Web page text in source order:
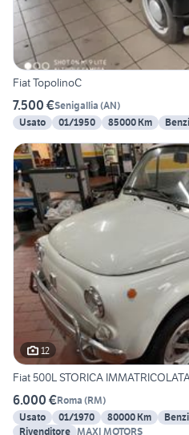
Fiat TopolinoC
7.500 €Senigallia (AN)
Usato
01/1950 85000 Km
12
Fiat 500L STORICA
6.000 €Roma (RM)
Usato
01/1970 80000 Km
Rivenditore MAXI MOTORS